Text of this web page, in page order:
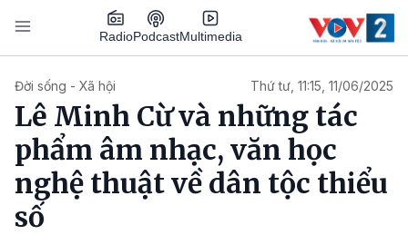
Nhảy đến nội dung
RadioPodcastMultimedia
Đời sống - Xã hội Thứ tư, 11:15, 11/06/2025
Lê Minh Cừ và những tác
phẩm âm nhạc, văn học
nghệ thuật về dân tộc thiểu
số